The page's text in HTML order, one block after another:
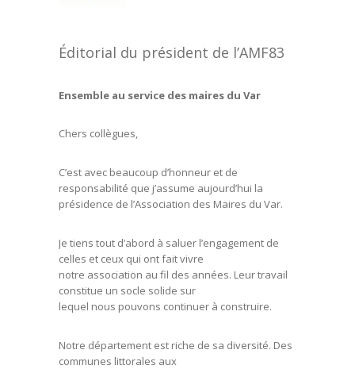
Éditorial du président de l’AMF83
Ensemble au service des maires du Var
Chers collègues,
C’est avec beaucoup d’honneur et de
responsabilité que j’assume aujourd’hui la
présidence de l’Association des Maires du Var.
Je tiens tout d’abord à saluer l’engagement de
celles et ceux qui ont fait vivre
notre association au fil des années. Leur travail
constitue un socle solide sur
lequel nous pouvons continuer à construire.
Notre département est riche de sa diversité. Des
communes littorales aux